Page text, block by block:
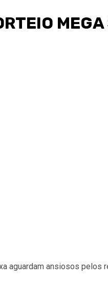
aguardam ansiosos